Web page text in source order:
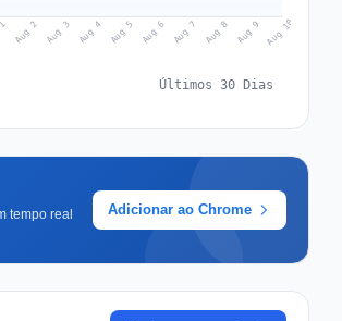
Aug 2 Aug 3 Aug 4 Aug 5 Aug 6 Aug 7 Aug 8 Aug 9 Aug 10
Últimos 30 Dias
tempo real
Adicionar ao Chrome